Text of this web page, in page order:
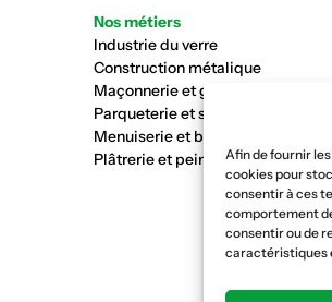
Afin de fournir
cookies pour
consentir à ces
comportement
consentir ou de
caractéristiques
Nos métiers
Industrie du verre
Construction métalique
Maçonnerie et génie civil
Parqueterie et sols
Menuiserie et bois
Plâtrerie et peinture